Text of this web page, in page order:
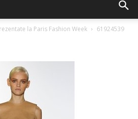
la Paris Fashion Week 61924539